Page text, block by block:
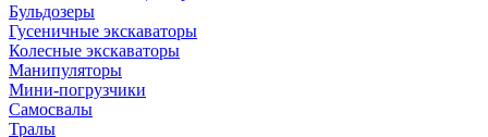
Бульдозеры
Гусеничные экскаваторы
Колесные экскаваторы
Манипуляторы
Мини-погрузчики
Самосвалы
Тралы